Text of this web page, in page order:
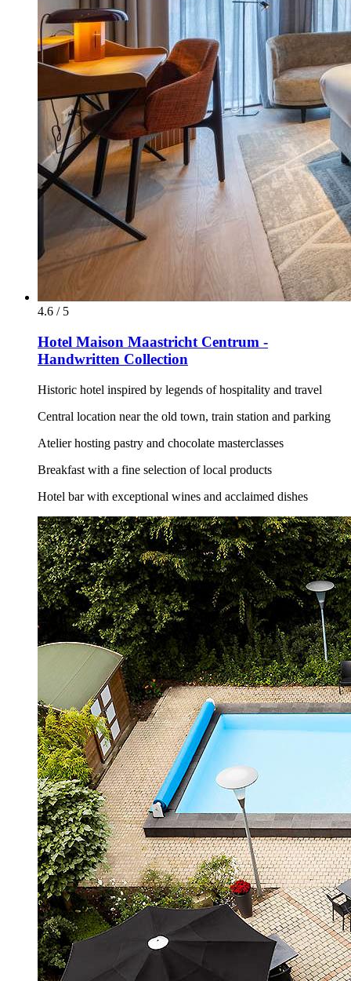
4.6 / 5
Hotel Maison Maastricht Centrum -
Handwritten Collection
Historic hotel inspired by legends of hospitality and travel
Central location near the old town, train station and parking
Atelier hosting pastry and chocolate masterclasses
Breakfast with a fine selection of local products
Hotel bar with exceptional wines and acclaimed dishes